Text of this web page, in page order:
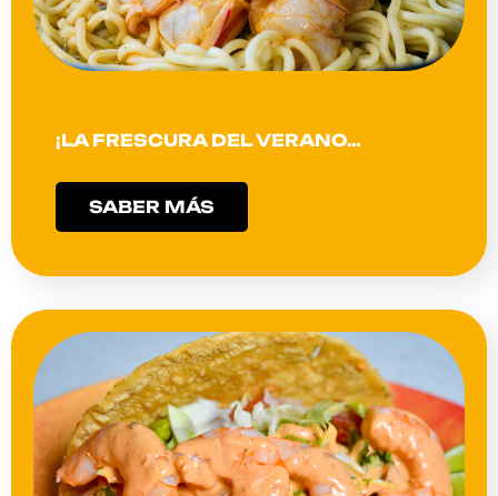
¡LA FRESCURA DEL VERANO…
SABER MÁS